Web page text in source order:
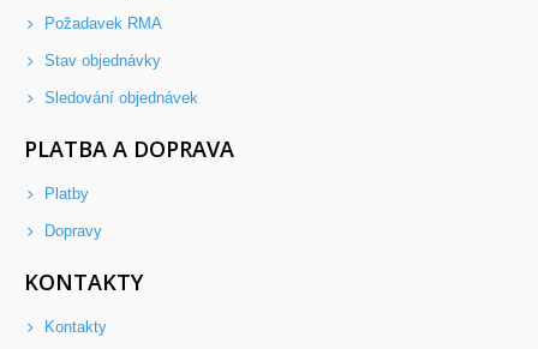
Požadavek RMA
Stav objednávky
Sledování objednávek
PLATBA A DOPRAVA
Platby
Dopravy
KONTAKTY
Kontakty